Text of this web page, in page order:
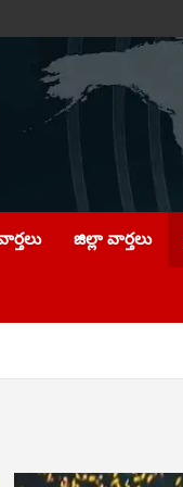
జిల్లా వార్తలు